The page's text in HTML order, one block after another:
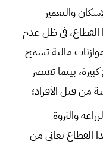
والتعمير
القطاع، في ظل عدم
مالية تسمح
بينما تقتصر
من قبل الأفراد؛
والثروة
القطاع يعاني من